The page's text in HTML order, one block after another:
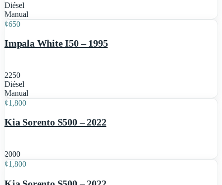
Diésel
Manual
Destacado
5
¢650
Impala White I50 – 1995
2250
Diésel
Manual
5
¢1,800
Kia Sorento S500 – 2022
2000
5
¢1,800